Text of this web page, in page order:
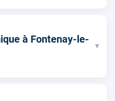
à Fontenay-le-
▾